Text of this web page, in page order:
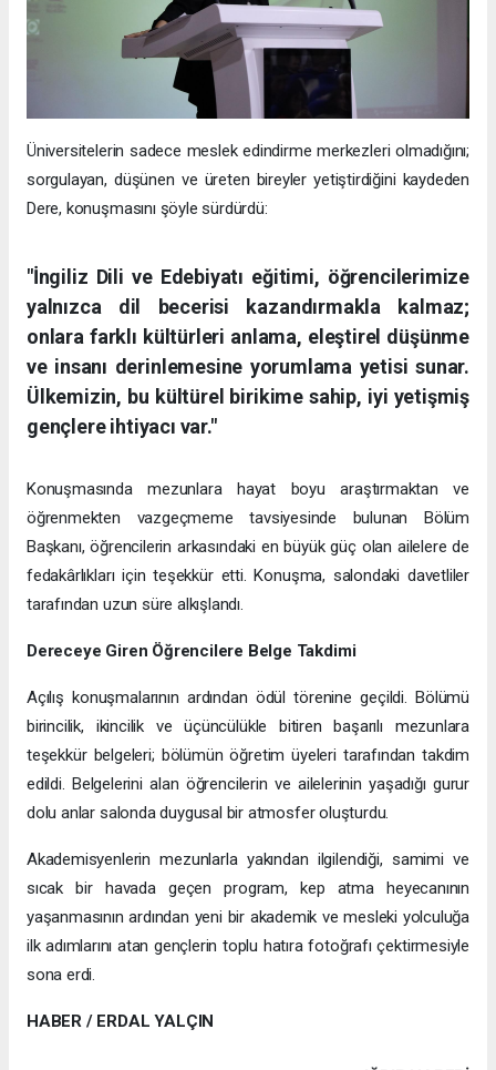
Üniversitelerin sadece meslek edindirme merkezleri olmadığını;
sorgulayan, düşünen ve üreten bireyler yetiştirdiğini kaydeden
Dere, konuşmasını şöyle sürdürdü:
"İngiliz Dili ve Edebiyatı eğitimi, öğrencilerimize
yalnızca dil becerisi kazandırmakla kalmaz;
onlara farklı kültürleri anlama, eleştirel düşünme
ve insanı derinlemesine yorumlama yetisi sunar.
Ülkemizin, bu kültürel birikime sahip, iyi yetişmiş
gençlere ihtiyacı var."
Konuşmasında mezunlara hayat boyu araştırmaktan ve
öğrenmekten vazgeçmeme tavsiyesinde bulunan Bölüm
Başkanı, öğrencilerin arkasındaki en büyük güç olan ailelere de
fedakârlıkları için teşekkür etti. Konuşma, salondaki davetliler
tarafından uzun süre alkışlandı.
Dereceye Giren Öğrencilere Belge Takdimi
Açılış konuşmalarının ardından ödül törenine geçildi. Bölümü
birincilik, ikincilik ve üçüncülükle bitiren başarılı mezunlara
teşekkür belgeleri; bölümün öğretim üyeleri tarafından takdim
edildi. Belgelerini alan öğrencilerin ve ailelerinin yaşadığı gurur
dolu anlar salonda duygusal bir atmosfer oluşturdu.
Akademisyenlerin mezunlarla yakından ilgilendiği, samimi ve
sıcak bir havada geçen program, kep atma heyecanının
yaşanmasının ardından yeni bir akademik ve mesleki yolculuğa
ilk adımlarını atan gençlerin toplu hatıra fotoğrafı çektirmesiyle
sona erdi.
HABER / ERDAL YALÇIN